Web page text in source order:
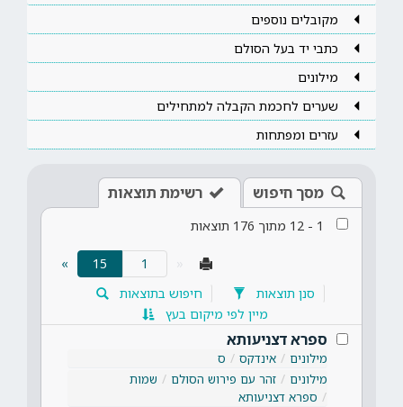
מקובלים נוספים
כתבי יד בעל הסולם
מילונים
שערים לחכמת הקבלה למתחילים
עזרים ומפתחות
מסך חיפוש רשימת תוצאות
1
-
12 מתוך 176 תוצאות
15
»
סנן תוצאות
חיפוש בתוצאות
מיין לפי מיקום בעץ
ספרא דצניעותא
מילונים אינדקס
ס
מילונים
זהר עם פירוש הסולם
שמות
ספרא דצניעותא